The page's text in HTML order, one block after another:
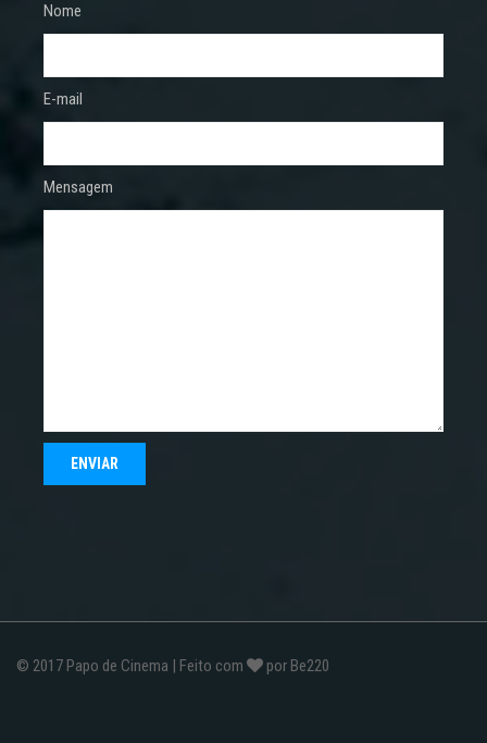
Nome
E-mail
Mensagem
© 2017 Papo de Cinema | Feito com por Be220